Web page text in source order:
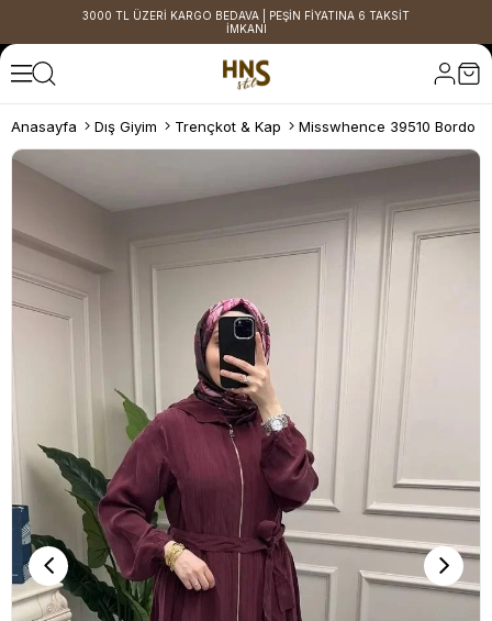
3000 TL ÜZERİ KARGO BEDAVA | PEŞİN FİYATINA 6 TAKSİT
İMKANI
Anasayfa Dış Giyim Trençkot & Kap Misswhence 39510 Bordo